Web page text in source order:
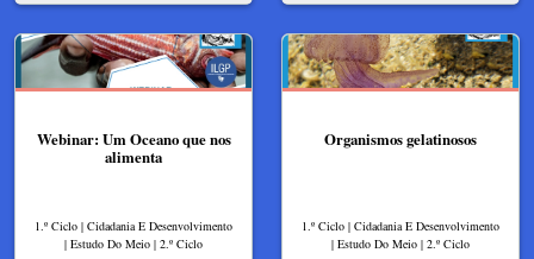
Webinar: Um Oceano que nos
alimenta
1.º Ciclo | Cidadania E Desenvolvimento
| Estudo Do Meio | 2.º Ciclo
Organismos gelatinosos
1.º Ciclo | Cidadania E Desenvolvimento
| Estudo Do Meio | 2.º Ciclo